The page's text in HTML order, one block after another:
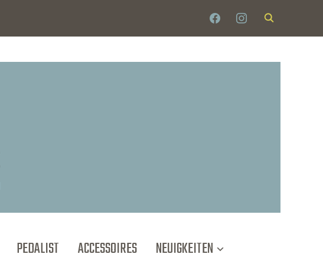
PEDALIST ACCESSOIRES NEUIGKEITEN